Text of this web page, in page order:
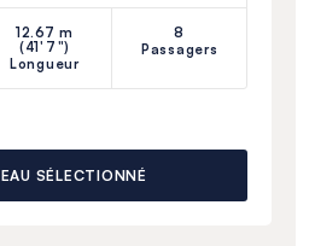
12.67 m
(41'7")
Longueur
8
Passagers
SÉLECTIONNÉ